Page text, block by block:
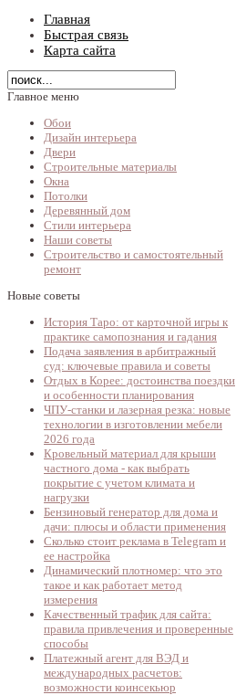
Главная
Быстрая связь
Карта сайта
Главное меню
Обои
Дизайн интерьера
Двери
Строительные материалы
Окна
Потолки
Деревянный дом
Стили интерьера
Наши советы
Строительство и самостоятельный
ремонт
Новые советы
История Таро: от карточной игры к
практике самопознания и гадания
Подача заявления в арбитражный
суд: ключевые правила и советы
Отдых в Корее: достоинства поездки
и особенности планирования
ЧПУ-станки и лазерная резка: новые
технологии в изготовлении мебели
2026 года
Кровельный материал для крыши
частного дома - как выбрать
покрытие с учетом климата и
нагрузки
Бензиновый генератор для дома и
дачи: плюсы и области применения
Сколько стоит реклама в Telegram и
ее настройка
Динамический плотномер: что это
такое и как работает метод
измерения
Качественный трафик для сайта:
правила привлечения и проверенные
способы
Платежный агент для ВЭД и
международных расчетов:
возможности коинсекьюр